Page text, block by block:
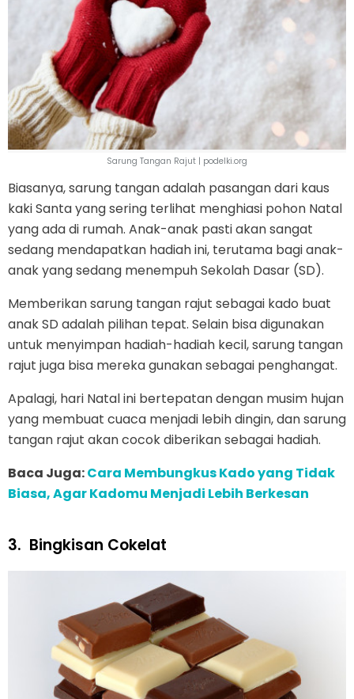
Sarung Tangan Rajut | podelki.org
Biasanya, sarung tangan adalah pasangan dari kaus
kaki Santa yang sering terlihat menghiasi pohon Natal
yang ada di rumah. Anak-anak pasti akan sangat
sedang mendapatkan hadiah ini, terutama bagi anak-
anak yang sedang menempuh Sekolah Dasar (SD).
Memberikan sarung tangan rajut sebagai kado buat
anak SD adalah pilihan tepat. Selain bisa digunakan
untuk menyimpan hadiah-hadiah kecil, sarung tangan
rajut juga bisa mereka gunakan sebagai penghangat.
Apalagi, hari Natal ini bertepatan dengan musim hujan
yang membuat cuaca menjadi lebih dingin, dan sarung
tangan rajut akan cocok diberikan sebagai hadiah.
Baca Juga:Cara Membungkus Kado yang Tidak
Biasa, Agar Kadomu Menjadi Lebih Berkesan
3. Bingkisan Cokelat